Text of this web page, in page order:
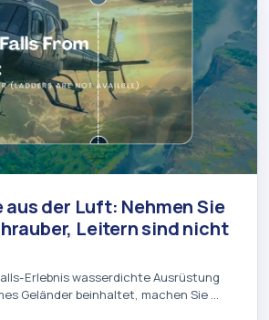
der Luft: Nehmen Sie
Leitern sind nicht
Erlebnis wasserdichte Ausrüstung
Geländer beinhaltet, machen Sie …